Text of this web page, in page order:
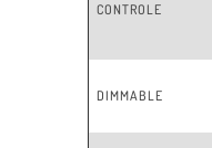
CONTROLE
DIMMABLE